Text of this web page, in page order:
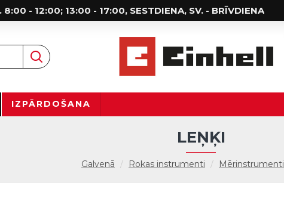
8:00 - 12:00; 13:00 - 17:00, SESTDIENA, SV. - BRĪVDIENA
IZPĀRDOŠANA
Galvenā Rokas instrumenti Mērinstrumenti
LEŅĶI